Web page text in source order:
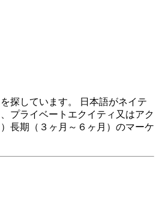
探しています。 日本語がネイテ
プライベートエクイティ又はアク
長期（３ヶ月～６ヶ月）のマーケ